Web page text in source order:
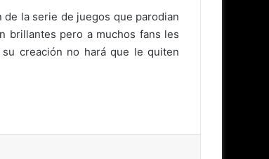
la serie de juegos que parodian
brillantes pero a muchos fans les
creación no hará que le quiten